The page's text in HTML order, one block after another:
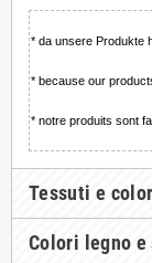
* da unsere Produkte
* because our
* notre produits sont
Tessuti e
Colori legno e